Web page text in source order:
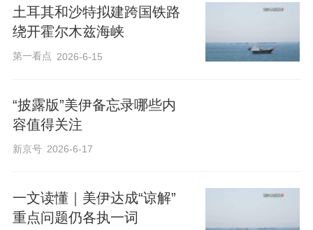
土耳其和沙特拟建跨国铁路
绕开霍尔木兹海峡
第一看点 2026-6-15
“披露版”美伊备忘录哪些内
容值得关注
新京号 2026-6-17
一文读懂｜美伊达成“谅解”
重点问题仍各执一词